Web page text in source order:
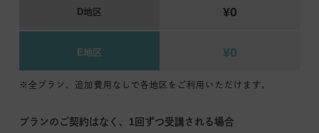
D地区 ¥0
E地区 ¥0
※全プラン、追加費用なしで各地区をご利用いただけます。
プランのご契約はなく、1回ずつ受講される場合